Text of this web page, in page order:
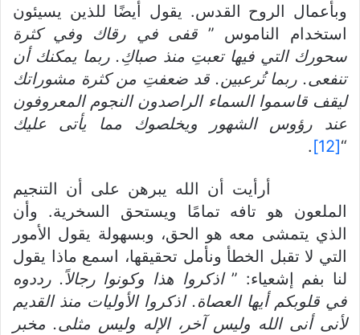
وبأعمال الروح القدس. يقول أيضًا للذين يسيئون
استخدام الناموس ” قفى في رقاك وفي كثرة
سحورك التي فيها تعبت منذ صباك. ربما يمكنك أن
تنفعى. ربما تُرعبين. قد ضعفت من كثرة مشوراتك
ليقف قاسموا السماء الراصدون النجوم المعروفون
عند رؤوس الشهور ويخلصوك مما يأتى عليك
“
[12]
.
أرأيت أن الله يبرهن على أن التنجيم
الملعون هو تافه تمامًا ويستحق السخرية. وأن
الذي يتمشى معه هو الحق، وبسهولة يقول الأمور
التي لا تقبل الخطأ ونأمل تحقيقها، اسمع ماذا يقول
لنا بفم إشعياء: ”اذكروا هذا وكونوا رجالاً. رددوه
في قلوبكم أيها العصاة. اذكروا الأوليات منذ القديم
لأنى أنى الله وليس آخر، الإله وليس مثلى. مخبر